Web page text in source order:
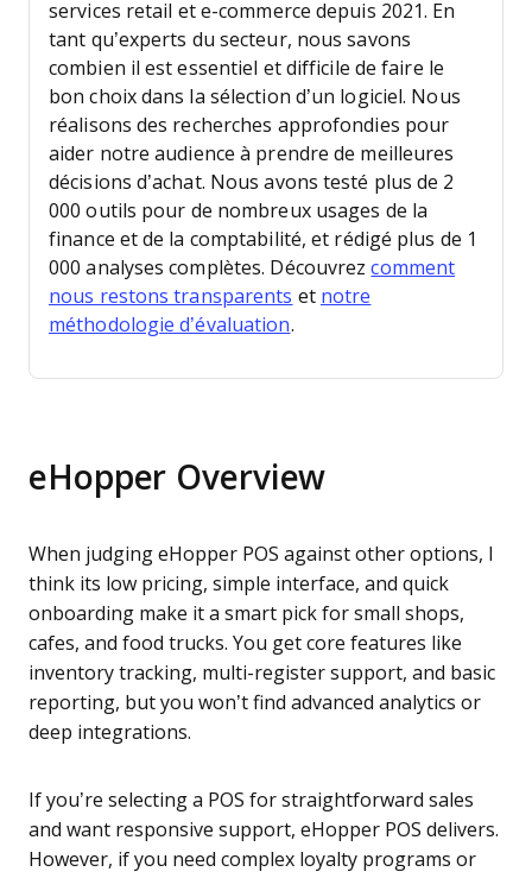
services retail et e-commerce depuis 2021. En
tant qu’experts du secteur, nous savons
combien il est essentiel et difficile de faire le
bon choix dans la sélection d’un logiciel. Nous
réalisons des recherches approfondies pour
aider notre audience à prendre de meilleures
décisions d’achat. Nous avons testé plus de 2
000 outils pour de nombreux usages de la
finance et de la comptabilité, et rédigé plus de 1
000 analyses complètes. Découvrezcomment
nous restons transparents et notre
méthodologie d’évaluation.
eHopper Overview
When judging eHopper POS against other options, I
think its low pricing, simple interface, and quick
onboarding make it a smart pick for small shops,
cafes, and food trucks. You get core features like
inventory tracking, multi-register support, and basic
reporting, but you won’t find advanced analytics or
deep integrations.
If you’re selecting a POS for straightforward sales
and want responsive support, eHopper POS delivers.
However, if you need complex loyalty programs or